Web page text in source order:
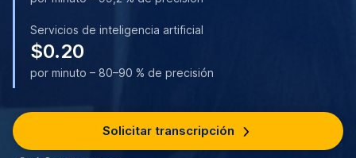
Servicios de inteligencia artificial
$0.20
por minuto – 80–90 % de precisión
Solicitar transcripción